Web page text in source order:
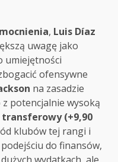
, Luis Díaz
uwagę jako
umiejętności
ofensywne
na zasadzie
potencjalnie wysoką
(+9,90
klubów tej rangi i
do finansów,